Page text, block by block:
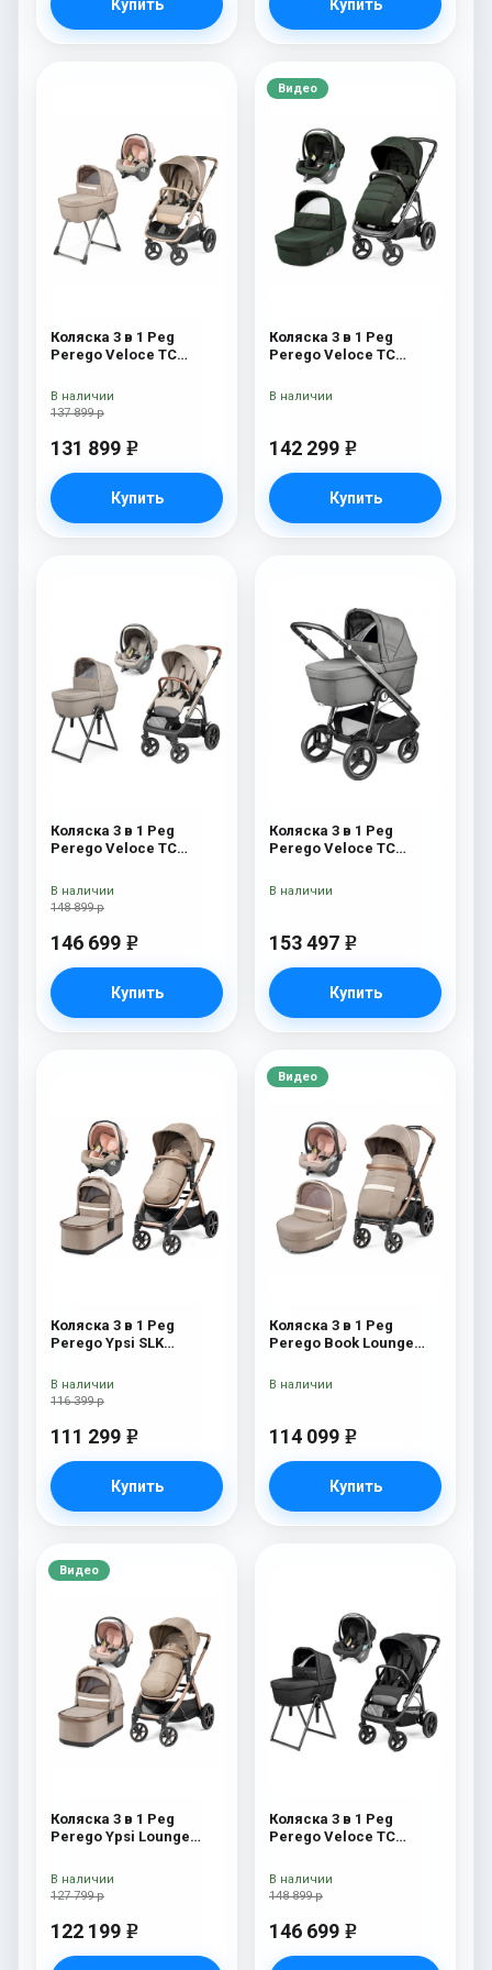
Купить Купить
Коляска 3 в 1 Peg
Perego Veloce TC
Amour
137 899 р
131 899 e
Купить
В наличии
Видео
Коляска 3 в 1 Peg
Perego Veloce TC
142 299 e
Купить
В наличии
Коляска 3 в 1 Peg
Perego Veloce TC
New
148 899 р
146 699 e
Купить
В наличии
Коляска 3 в 1 Peg
Perego Veloce TC
Mercury
153 497 e
Купить
В наличии
Коляска 3 в 1 Peg
Perego Ypsi SLK
116 399 р
111 299 e
Купить
В наличии
Видео
Коляска 3 в 1 Peg
Perego Book Lounge
114 099 e
Купить
В наличии
Видео
Коляска 3 в 1 Peg
Perego Ypsi Lounge
127 799 р
122 199 e
В наличии
Коляска 3 в 1 Peg
Perego Veloce TC
Black New
148 899 р
146 699 e
В наличии